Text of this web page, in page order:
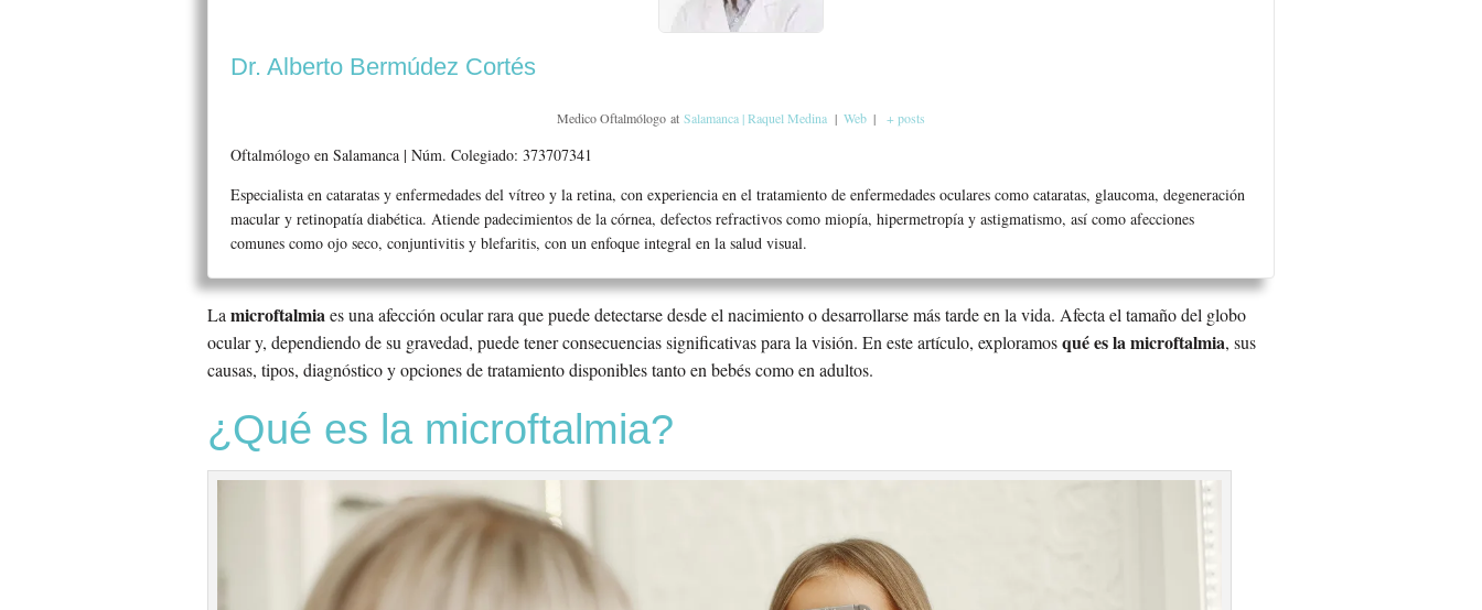
Dr. Alberto Bermúdez Cortés
Medico Oftalmólogo at Salamanca | Raquel Medina | Web | + posts
Oftalmólogo en Salamanca | Núm. Colegiado: 373707341
Especialista en cataratas y enfermedades del vítreo y la retina, con experiencia en el tratamiento de enfermedades oculares como cataratas, glaucoma, degeneración
macular y retinopatía diabética. Atiende padecimientos de la córnea, defectos refractivos como miopía, hipermetropía y astigmatismo, así como afecciones
comunes como ojo seco, conjuntivitis y blefaritis, con un enfoque integral en la salud visual.
La microftalmia es una afección ocular rara que puede detectarse desde el nacimiento o desarrollarse más tarde en la vida. Afecta el tamaño del globo
ocular y, dependiendo de su gravedad, puede tener consecuencias significativas para la visión. En este artículo, exploramosqué es la microftalmia, sus
causas, tipos, diagnóstico y opciones de tratamiento disponibles tanto en bebés como en adultos.
¿Qué es la microftalmia?